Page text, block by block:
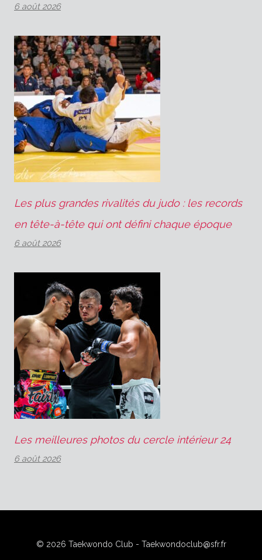
6 août 2026
Les plus grandes rivalités du judo : les records
en tête-à-tête qui ont défini chaque époque
6 août 2026
Les meilleures photos du cercle intérieur 24
6 août 2026
© 2026 Taekwondo Club - Taekwondoclub@sfr.fr